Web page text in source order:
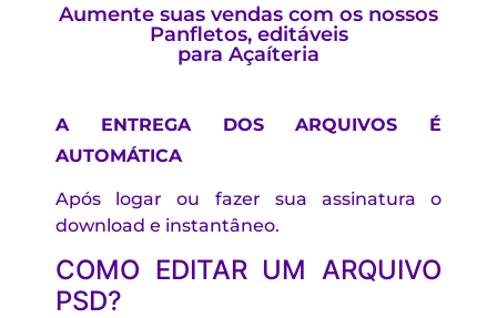
Aumente suas vendas com os nossos
Panfletos, editáveis
para Açaíteria
A ENTREGA DOS ARQUIVOS É
AUTOMÁTICA
Após logar ou fazer sua assinatura o
download e instantâneo.
COMO EDITAR UM ARQUIVO
PSD?